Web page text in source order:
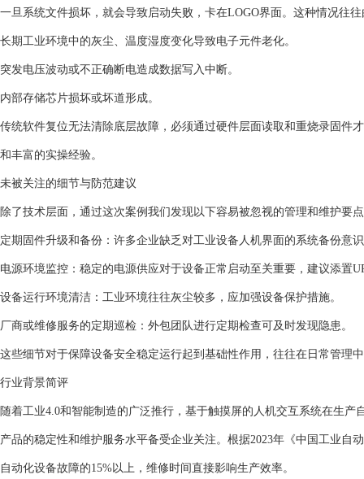
一旦系统文件损坏，就会导致启动失败，卡在LOGO界面。这种情况往
长期工业环境中的灰尘、温度湿度变化导致电子元件老化。
突发电压波动或不正确断电造成数据写入中断。
内部存储芯片损坏或坏道形成。
传统软件复位无法清除底层故障，必须通过硬件层面读取和重烧录固件
和丰富的实操经验。
未被关注的细节与防范建议
除了技术层面，通过这次案例我们发现以下容易被忽视的管理和维护要
定期固件升级和备份：许多企业缺乏对工业设备人机界面的系统备份意
电源环境监控：稳定的电源供应对于设备正常启动至关重要，建议添置
设备运行环境清洁：工业环境往往灰尘较多，应加强设备保护措施。
厂商或维修服务的定期巡检：外包团队进行定期检查可及时发现隐患。
这些细节对于保障设备安全稳定运行起到基础性作用，往往在日常管理
行业背景简评
随着工业4.0和智能制造的广泛推行，基于触摸屏的人机交互系统在生
产品的稳定性和维护服务水平备受企业关注。根据2023年《中国工业
自动化设备故障的15%以上，维修时间直接影响生产效率。